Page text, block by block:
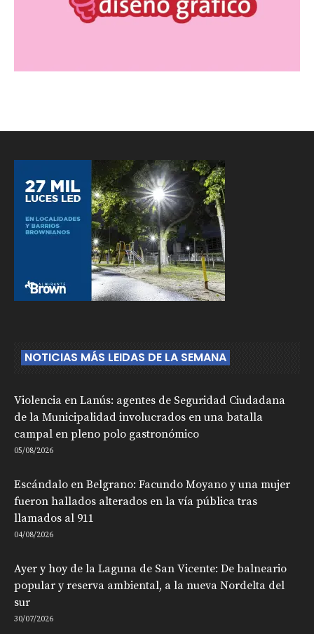
NOTICIAS MÁS LEIDAS DE LA SEMANA
Violencia en Lanús: agentes de Seguridad Ciudadana
de la Municipalidad involucrados en una batalla
campal en pleno polo gastronómico
05/08/2026
Escándalo en Belgrano: Facundo Moyano y una mujer
fueron hallados alterados en la vía pública tras
llamados al 911
04/08/2026
Ayer y hoy de la Laguna de San Vicente: De balneario
popular y reserva ambiental, a la nueva Nordelta del
sur
30/07/2026